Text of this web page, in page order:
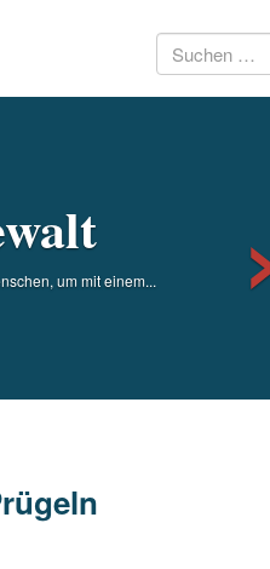
Suchen
um mit einem...